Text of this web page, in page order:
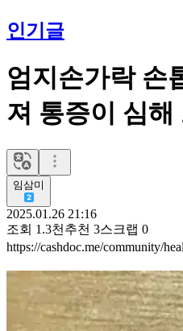
인기글
엄지손가락 손
져 통증이 심해
임삼미
2025.01.26 21:16
조회 1.3천 추천 3스크랩 0
https://cashdoc.me/community/